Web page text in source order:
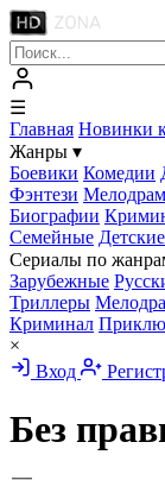
☰
Главная Новинки
Жанры ▾
Боевики Комедии
Фэнтези
Биографии
Семейные Детские
Сериалы по
Зарубежные
Триллеры
Криминал
×
Вход
Без